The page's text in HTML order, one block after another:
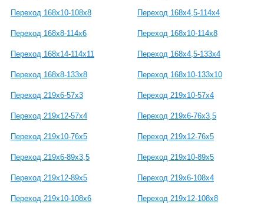
Переход 168х10-108х8 Переход 168х4,5-114х4
Переход 168х8-114х6 Переход 168х10-114х8
Переход 168х14-114х11 Переход 168х4,5-133х4
Переход 168х8-133х8 Переход 168х10-133х10
Переход 219х6-57х3 Переход 219х10-57х4
Переход 219х12-57х4 Переход 219х6-76х3,5
Переход 219х10-76х5 Переход 219х12-76х5
Переход 219х6-89х3,5 Переход 219х10-89х5
Переход 219х12-89х5 Переход 219х6-108х4
Переход 219х10-108х6 Переход 219х12-108х8